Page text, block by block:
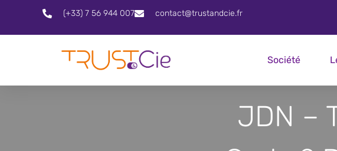
(+33) 7 56 944 007 contact@trustandcie.fr
Société
JDN –